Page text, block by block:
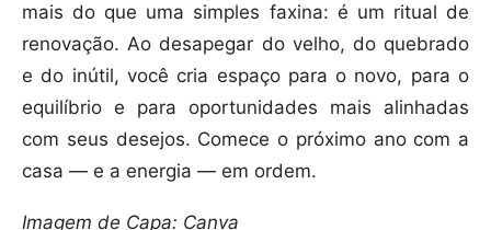
mais do que uma simples faxina: é um ritual de
renovação. Ao desapegar do velho, do quebrado
e do inútil, você cria espaço para o novo, para o
equilíbrio e para oportunidades mais alinhadas
com seus desejos. Comece o próximo ano com a
casa — e a energia — em ordem.
Imagem de Capa: Canva